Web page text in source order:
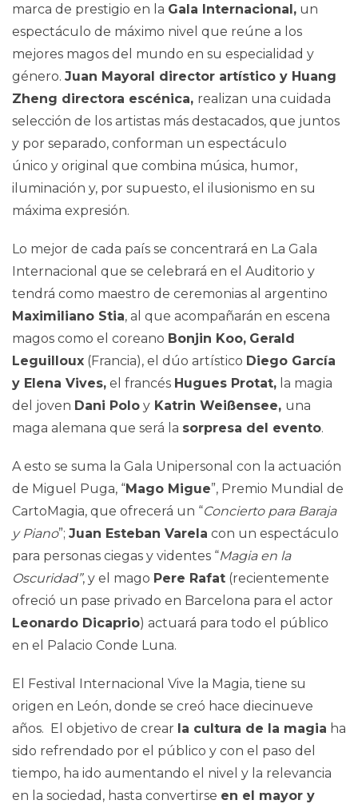
marca de prestigio en la Gala Internacional, un
espectáculo de máximo nivel que reúne a los
mejores magos del mundo en su especialidad y
género. Juan Mayoral director artístico y Huang
Zheng directora escénica, realizan una cuidada
selección de los artistas más destacados, que juntos
y por separado, conforman un espectáculo
único y original que combina música, humor,
iluminación y, por supuesto, el ilusionismo en su
máxima expresión.
Lo mejor de cada país se concentrará en La Gala
Internacional que se celebrará en el Auditorio y
tendrá como maestro de ceremonias al argentino
Maximiliano Stia, al que acompañarán en escena
magos como el coreano Bonjin Koo, Gerald
Leguilloux (Francia), el dúo artístico Diego García
y Elena Vives, el francés Hugues Protat, la magia
del joven Dani Polo y Katrin Weißensee, una
maga alemana que será la sorpresa del evento.
A esto se suma la Gala Unipersonal con la actuación
de Miguel Puga, “Mago Migue”, Premio Mundial de
CartoMagia, que ofrecerá un “Concierto para Baraja
y Piano”; Juan Esteban Varela con un espectáculo
para personas ciegas y videntes “Magia en la
Oscuridad”, y el mago Pere Rafat (recientemente
ofreció un pase privado en Barcelona para el actor
Leonardo Dicaprio) actuará para todo el público
en el Palacio Conde Luna.
El Festival Internacional Vive la Magia, tiene su
origen en León, donde se creó hace diecinueve
años. El objetivo de crear la cultura de la magia ha
sido refrendado por el público y con el paso del
tiempo, ha ido aumentando el nivel y la relevancia
en la sociedad, hasta convertirse en el mayor y